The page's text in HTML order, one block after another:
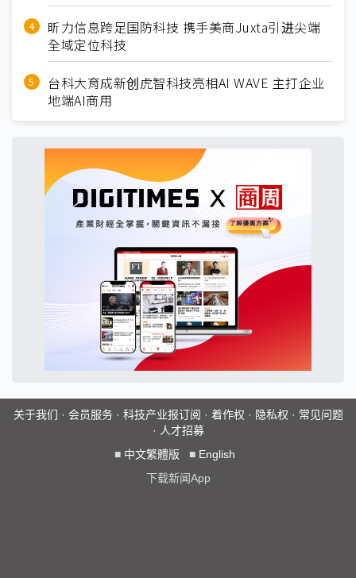
昕力信息跨足国防科技 携手美商Juxta引进尖端
全域定位科技
台科大育成新创虎智科技亮相AI WAVE 主打企业
地端AI商用
关于我们 · 会员服务· 科技产业报订阅 · 着作权 · 隐私权 · 常见问题
· 人才招募
■ 中文繁體版 ■ English
下载新闻App